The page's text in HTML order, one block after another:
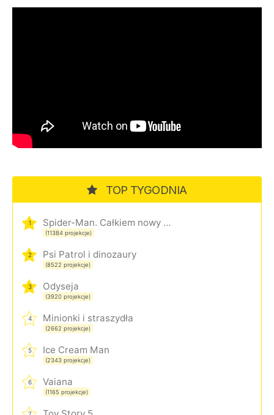
TOP TYGODNIA
1 Spider-Man. Całkiem nowy dzień
(11384 projekcje)
2 Psi Patrol i dinozaury
(8522 projekcje)
3 Odyseja
(3920 projekcje)
4 Minionki i straszydła
(2662 projekcje)
5 Ice Cream Man
(2343 projekcje)
6 Vaiana
(1165 projekcje)
7